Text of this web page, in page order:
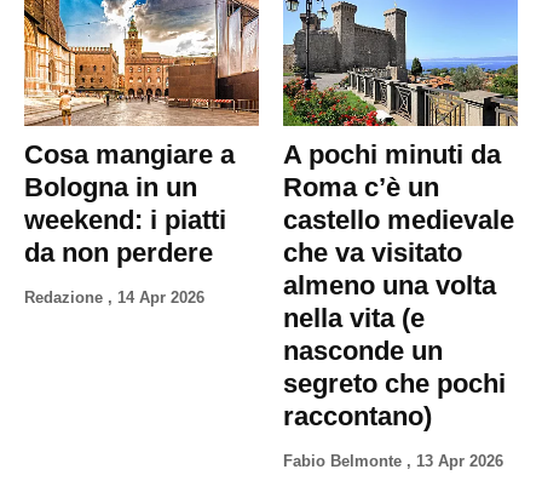
Cosa mangiare a
Bologna in un
weekend: i piatti
da non perdere
Redazione , 14 Apr 2026
A pochi minuti da
Roma c’è un
castello medievale
che va visitato
almeno una volta
nella vita (e
nasconde un
segreto che pochi
raccontano)
Fabio Belmonte , 13 Apr 2026